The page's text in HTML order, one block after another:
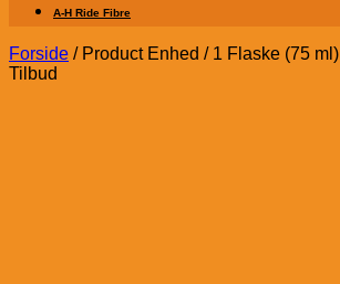
A-H Ride Fibre
Forside /Product Enhed /1 Flaske (75 ml)
Tilbud